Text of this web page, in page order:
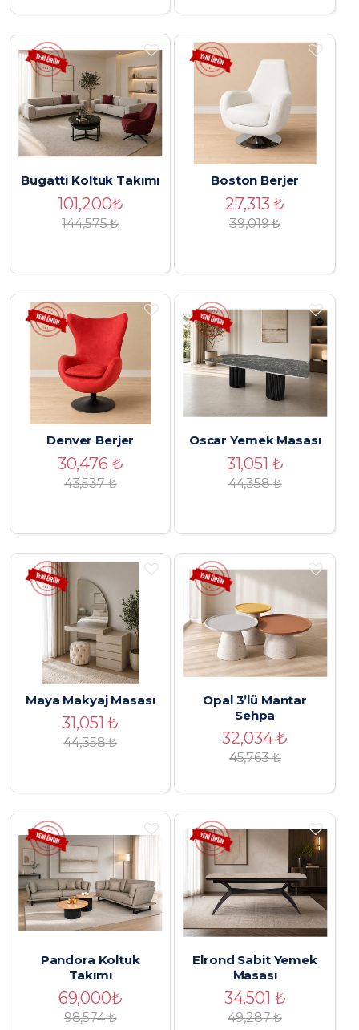
Bugatti Koltuk Takımı
101,200₺
144,575 ₺
Boston Berjer
27,313₺
39,019₺
Denver Berjer
30,476 ₺
43,537₺
Oscar Yemek Masası
31,051 ₺
44,358₺
Maya Makyaj Masası
31,051₺
44,358₺
Opal 3’lü Mantar
Sehpa
32,034₺
45,763₺
Pandora Koltuk
Takımı
69,000₺
98,574 ₺
Elrond Sabit Yemek
Masası
34,501 ₺
49,287₺